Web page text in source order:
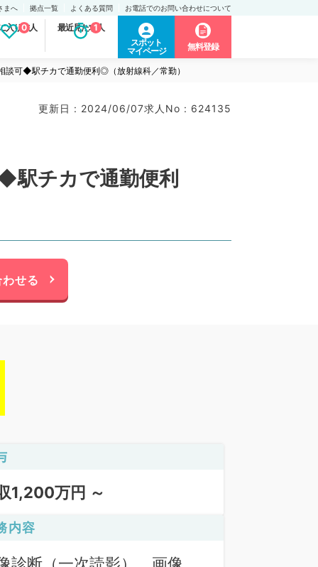
まへ 拠点一覧 よくある質問 お電話でのお問い合わせについて
入り求人
0 最近見た求人
1
スポット
マイページ
無料登録
可◆駅チカで通勤便利◎（放射線科／常勤）
更新日 : 2024/06/07求人No : 624135
チカで通勤便利
せる
1,200万円 ～
内容
診断（一次読影）、画像診